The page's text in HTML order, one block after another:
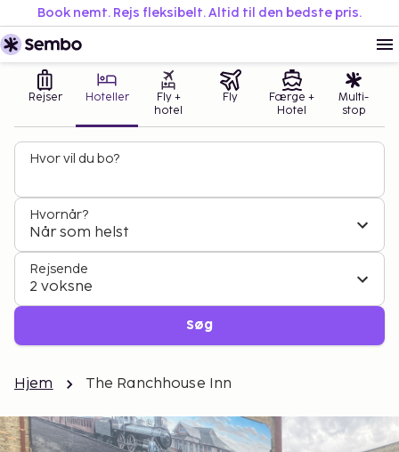
Book nemt. Rejs fleksibelt. Altid til den bedste pris.
Rejser Hoteller
Fly +
hotel
Fly
Færge +
Hotel
Multi-
stop
Hvor vil du bo?
Hvornår?
Når som helst
Rejsende
2 voksne
Søg
Hjem The Ranchhouse Inn